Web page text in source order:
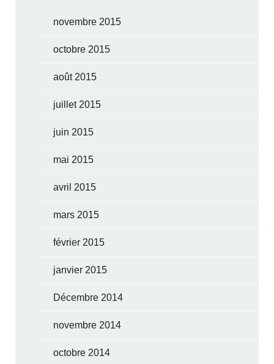
novembre 2015
octobre 2015
août 2015
juillet 2015
juin 2015
mai 2015
avril 2015
mars 2015
février 2015
janvier 2015
Décembre 2014
novembre 2014
octobre 2014